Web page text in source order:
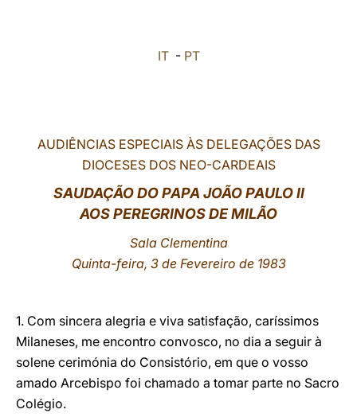
IT- PT
AUDIÊNCIAS ESPECIAIS ÀS DELEGAÇÕES DAS
DIOCESES DOS NEO-CARDEAIS
SAUDAÇÃO DO PAPA JOÃO PAULO II
AOS PEREGRINOS DE MILÃO
Sala Clementina
Quinta-feira, 3 de Fevereiro de 1983
1. Com sincera alegria e viva satisfação, caríssimos
Milaneses, me encontro convosco, no dia a seguir à
solene cerimónia do Consistório, em que o vosso
amado Arcebispo foi chamado a tomar parte no Sacro
Colégio.